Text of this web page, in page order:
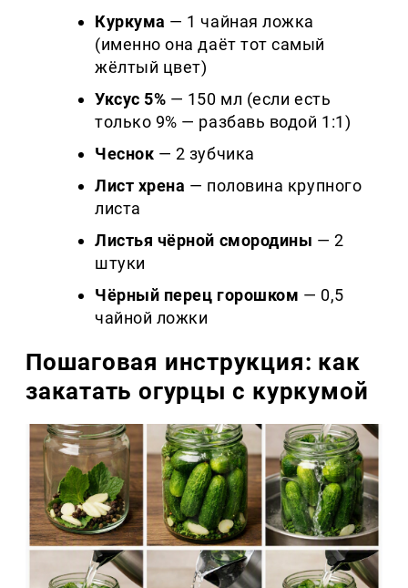
Куркума — 1 чайная ложка
(именно она даёт тот самый
жёлтый цвет)
Уксус 5% — 150 мл (если есть
только 9% — разбавь водой 1:1)
Чеснок — 2 зубчика
Лист хрена — половина крупного
листа
Листья чёрной смородины — 2
штуки
Чёрный перец горошком — 0,5
чайной ложки
Пошаговая инструкция: как
закатать огурцы с куркумой